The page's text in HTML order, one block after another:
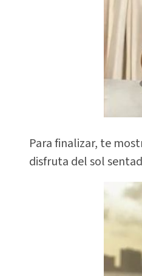
Para finalizar, te
disfruta del sol